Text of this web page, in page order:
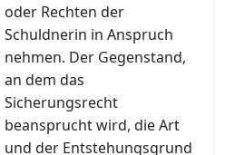
oder Rechten der
Schuldnerin in Anspruch
nehmen. Der Gegenstand,
an dem das
Sicherungsrecht
beansprucht wird, die Art
und der Entstehungsgrund